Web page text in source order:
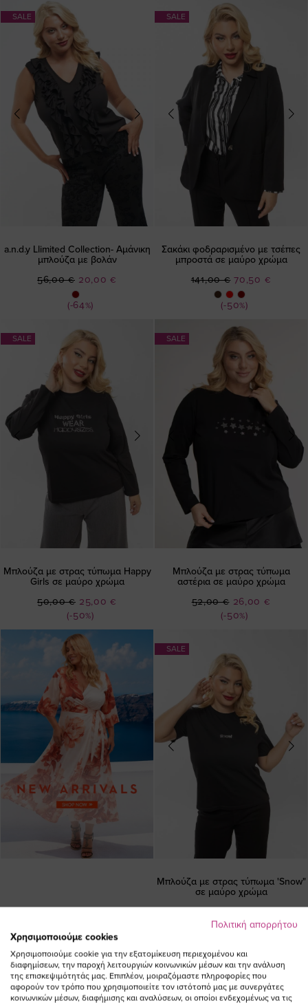
SALE
a.n.d.y Llimited Collection- Αμάνικη
μπλούζα με βολάν
(-64%)
Ειδική
Τιμή
20,00 €
56,00 €
SALE
Σακάκι φοδραρισμένο με τσέπες
μπροστά σε μαύρο χρώμα
(-50%)
Ειδική
Τιμή
70,50 €
141,00 €
SALE
Μπλούζα με στρας τύπωμα Happy
Girls σε μαύρο χρώμα
(-50%)
Ειδική
Τιμή
25,00 €
50,00 €
SALE
Μπλούζα με στρας τύπωμα
αστέρια σε μαύρο χρώμα
(-50%)
Ειδική
Τιμή
26,00 €
52,00 €
SALE
Μπλούζα με στρας τύπωμα 'Snow"
σε μαύρο χρώμα
(-50%)
Ειδική
Τιμή
SALE SALE
Πολιτική απορρήτου
Χρησιμοποιούμε cookies
Χρησιμοποιούμε cookie για την εξατομίκευση περιεχομένου και
διαφημίσεων, την παροχή λειτουργιών κοινωνικών μέσων και την ανάλυση
της επισκεψιμότητάς μας. Επιπλέον, μοιραζόμαστε πληροφορίες που
αφορούν τον τρόπο που χρησιμοποιείτε τον ιστότοπό μας με συνεργάτες
κοινωνικών μέσων, διαφήμισης και αναλύσεων, οι οποίοι ενδεχομένως να τις